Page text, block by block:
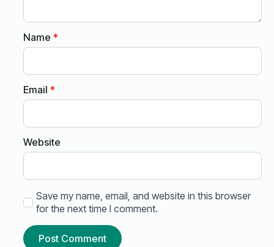
Name *
Email *
Website
Save my name, email, and website in this browser
for the next time I comment.